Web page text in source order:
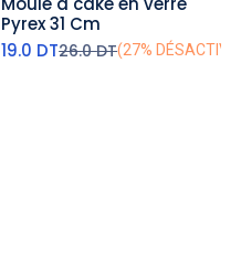
ajouter au panier
Pyrex 31 Cm
19.0 DT26.0DT(27% DÉSACTIVÉ)